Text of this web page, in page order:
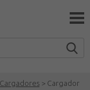
> Cargador